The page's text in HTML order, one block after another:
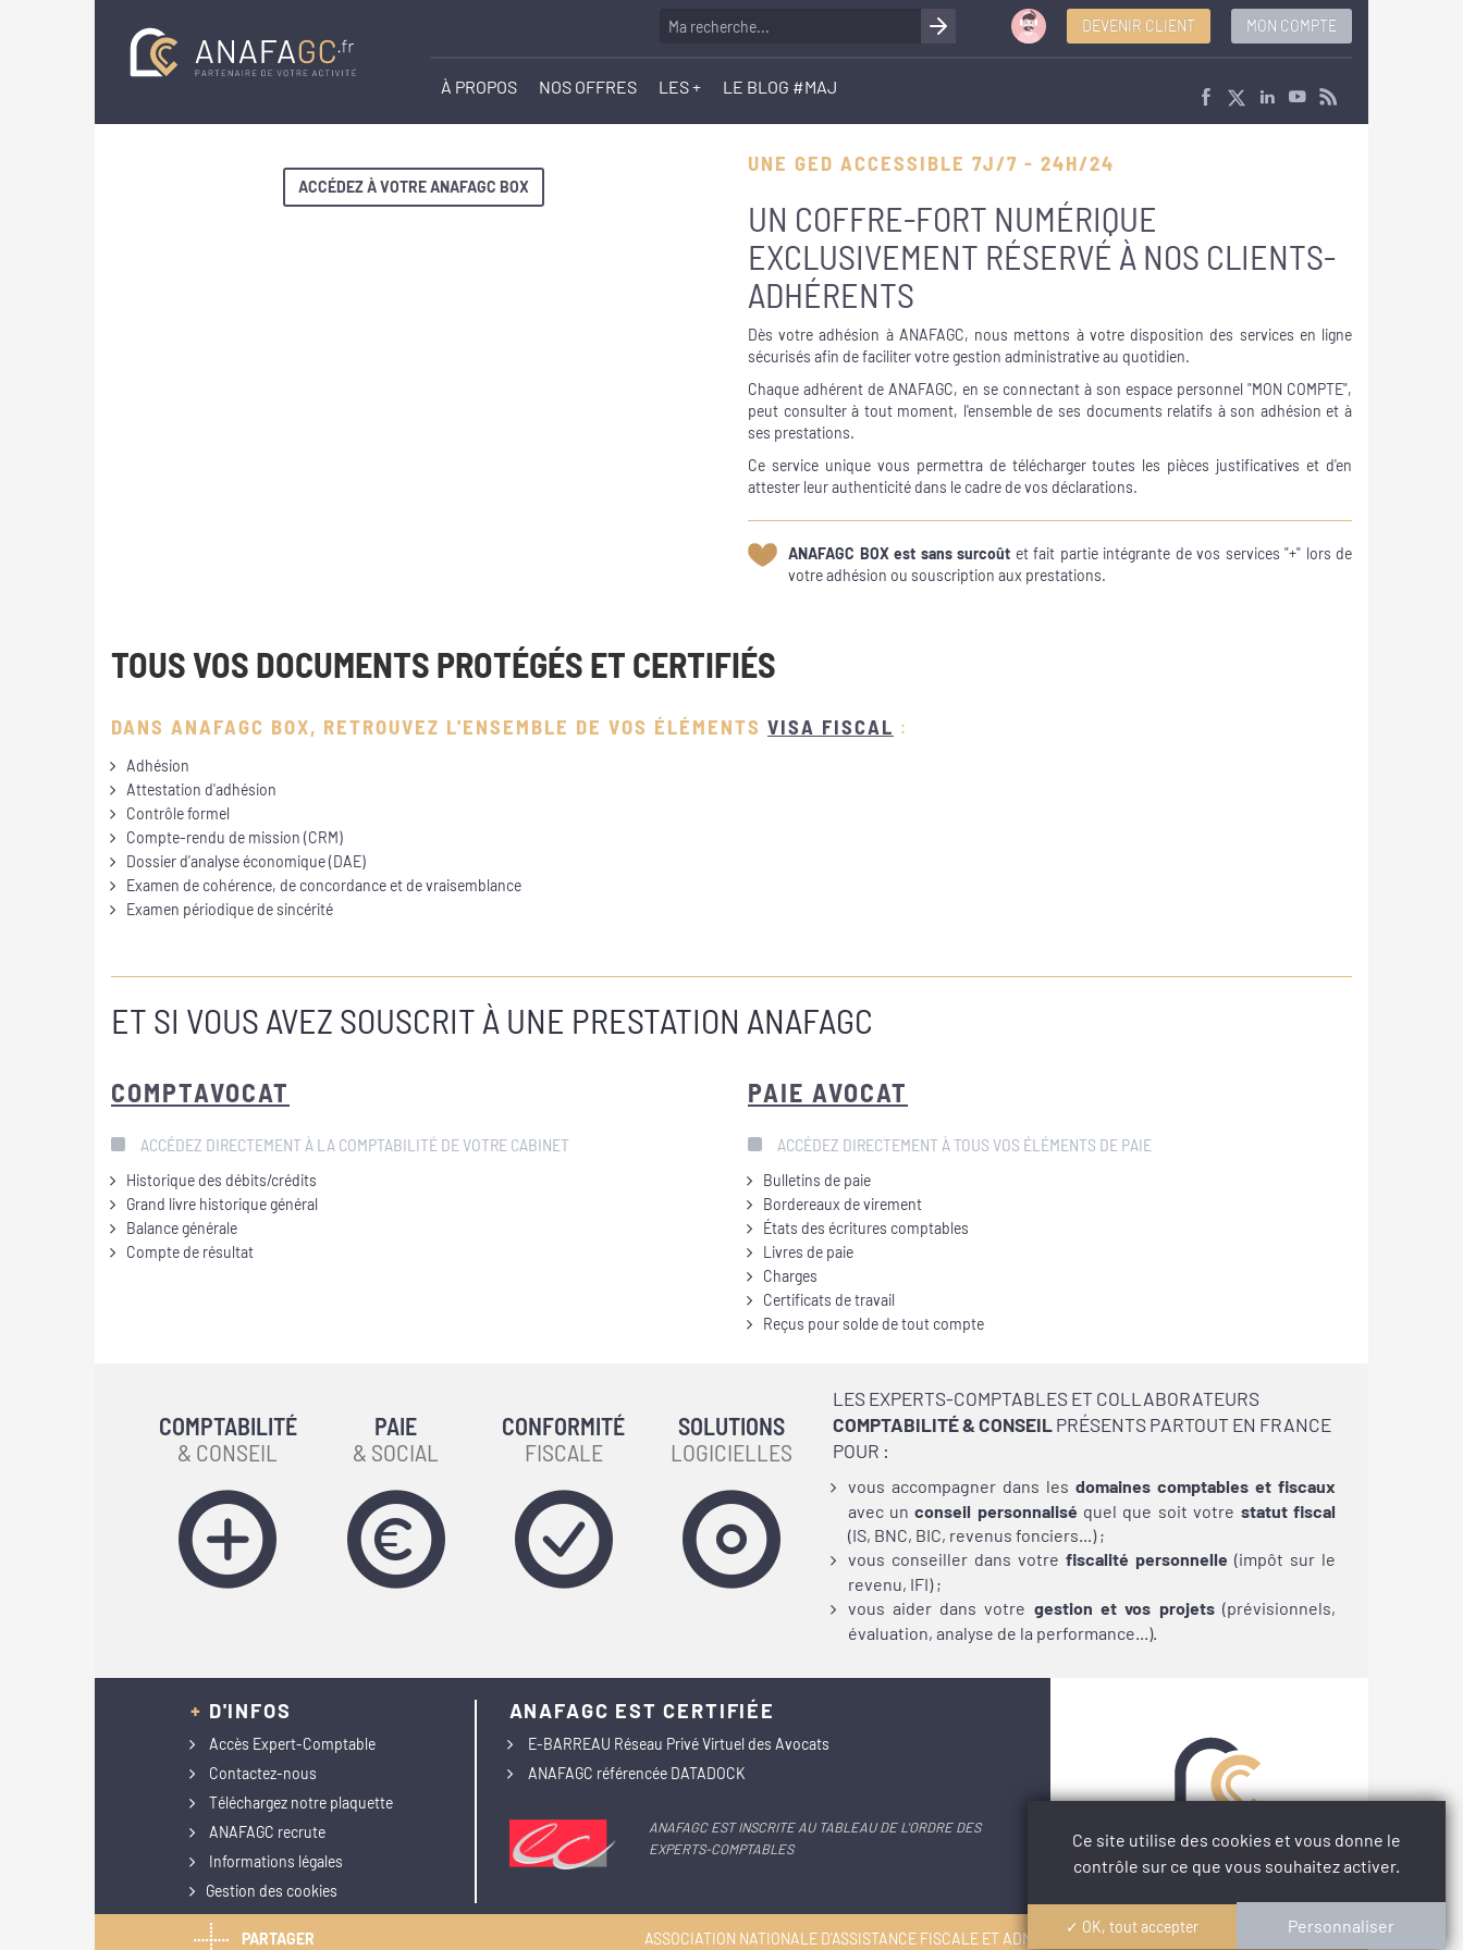
DEVENIR CLIENT MON COMPTE
À PROPOS NOS OFFRES LES + LE BLOG #MAJ
ACCÉDEZ À VOTRE ANAFAGC BOX
UNE GED ACCESSIBLE 7J/7 - 24H/24
UN COFFRE-FORT NUMÉRIQUE
EXCLUSIVEMENT RÉSERVÉ À NOS CLIENTS-
ADHÉRENTS
Dès votre adhésion à ANAFAGC, nous mettons à votre disposition des services en ligne
sécurisés afin de faciliter votre gestion administrative au quotidien.
Chaque adhérent de ANAFAGC, en se connectant à son espace personnel "MON COMPTE",
peut consulter à tout moment, l'ensemble de ses documents relatifs à son adhésion et à
ses prestations.
Ce service unique vous permettra de télécharger toutes les pièces justificatives et d'en
attester leur authenticité dans le cadre de vos déclarations.
ANAFAGC BOX est sans surcoût et fait partie intégrante de vos services "+" lors de
votre adhésion ou souscription aux prestations.
TOUS VOS DOCUMENTS PROTÉGÉS ET CERTIFIÉS
DANS ANAFAGC BOX, RETROUVEZ L'ENSEMBLE DE VOS ÉLÉMENTS VISA FISCAL :
Adhésion
Attestation d'adhésion
Contrôle formel
Compte-rendu de mission (CRM)
Dossier d'analyse économique (DAE)
Examen de cohérence, de concordance et de vraisemblance
Examen périodique de sincérité
ET SI VOUS AVEZ SOUSCRIT À UNE PRESTATION ANAFAGC
COMPTAVOCAT
ACCÉDEZ DIRECTEMENT À LA COMPTABILITÉ DE VOTRE CABINET
Historique des débits/crédits
Grand livre historique général
Balance générale
Compte de résultat
PAIE AVOCAT
ACCÉDEZ DIRECTEMENT À TOUS VOS ÉLÉMENTS DE PAIE
Bulletins de paie
Bordereaux de virement
États des écritures comptables
Livres de paie
Charges
Certificats de travail
Reçus pour solde de tout compte
COMPTABILITÉ
& CONSEIL
PAIE
& SOCIAL
CONFORMITÉ
FISCALE
SOLUTIONS
LOGICIELLES
LES EXPERTS-COMPTABLES ET COLLABORATEURS
COMPTABILITÉ & CONSEILPRÉSENTS PARTOUT EN FRANCE
POUR :
vous accompagner dans les domaines comptables et fiscaux
avec unconseil personnaliséquel que soit votre statut fiscal
(IS, BNC, BIC, revenus fonciers...) ;
vous conseiller dans votre fiscalité personnelle(impôt sur le
revenu, IFI) ;
vous aider dans votre gestion et vos projets(prévisionnels,
évaluation, analyse de la performance...).
+ D'INFOS
Accès Expert-Comptable
Contactez-nous
Téléchargez notre plaquette
ANAFAGC recrute
Informations légales
Gestion des cookies
ANAFAGC EST CERTIFIÉE
E-BARREAU Réseau Privé Virtuel des Avocats
ANAFAGC référencée DATADOCK
ANAFAGC EST INSCRITE AU TABLEAU DE L'ORDRE DES
EXPERTS-COMPTABLES
PARTAGER ASSOCIATION NATIONALE D'ASSISTANCE FISCALE ET ADMINISTRATIVE, DE GESTION ET DE COMPTABILITÉ
Ce site utilise des cookies et vous donne le
contrôle sur ce que vous souhaitez activer.
✓ OK, tout accepter Personnaliser